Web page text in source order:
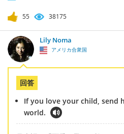
55 38175
Lily Noma
アメリカ合衆国
回答
If you love your child, send
world.